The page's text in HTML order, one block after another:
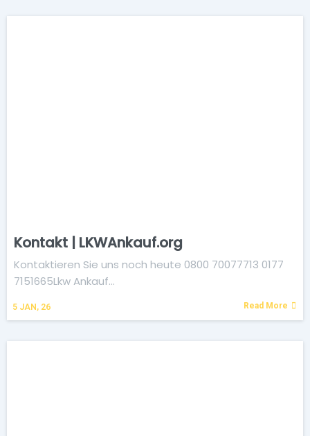
Kontakt | LKWAnkauf.org
5 JAN, 26
Kontaktieren Sie uns noch heute 0800 70077713 0177
7151665Lkw Ankauf…
Read More